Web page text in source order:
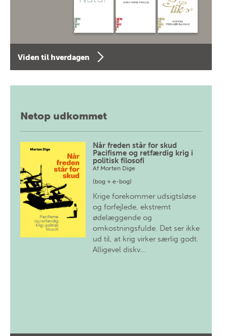
Viden til hverdagen
Netop udkommet
Når freden står for skud
Pacifisme og retfærdig krig i
politisk filosofi
Af Morten Dige
(bog + e-bog)
Krige forekommer udsigtsløse
og forfejlede, ekstremt
ødelæggende og
omkostningsfulde. Det ser ikke
ud til, at krig virker særlig godt.
Alligevel diskv…